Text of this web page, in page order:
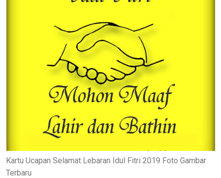
Kartu Ucapan Selamat Lebaran Idul Fitri 2019 Foto Gambar
Terbaru